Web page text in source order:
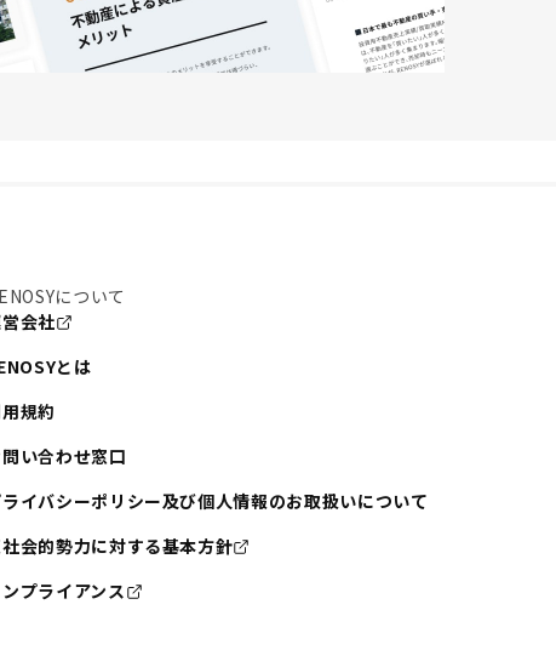
について
会社
とは
規約
い合わせ窓口
イバシーポリシー及び個人情報のお取扱いについて
会的勢力に対する基本方針
プライアンス